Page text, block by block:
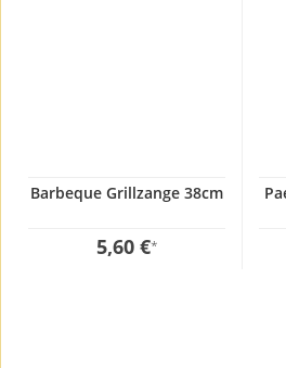
Barbeque Grillzange 38cm
5,60 €*